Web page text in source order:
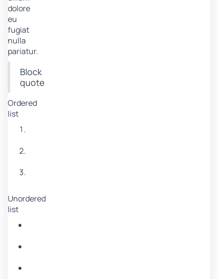
dolore
eu
fugiat
nulla
pariatur.
Block
quote
Ordered
list
Unordered
list